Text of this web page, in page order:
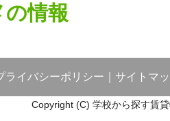
情報
ライバシーポリシー サイトマ
Copyright (C) 学校から探す賃